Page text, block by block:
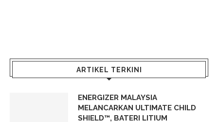
ARTIKEL TERKINI
ENERGIZER MALAYSIA
MELANCARKAN ULTIMATE CHILD
SHIELD™, BATERI LITIUM